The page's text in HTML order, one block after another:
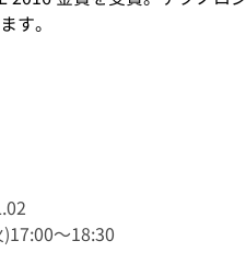
す。
～18:30